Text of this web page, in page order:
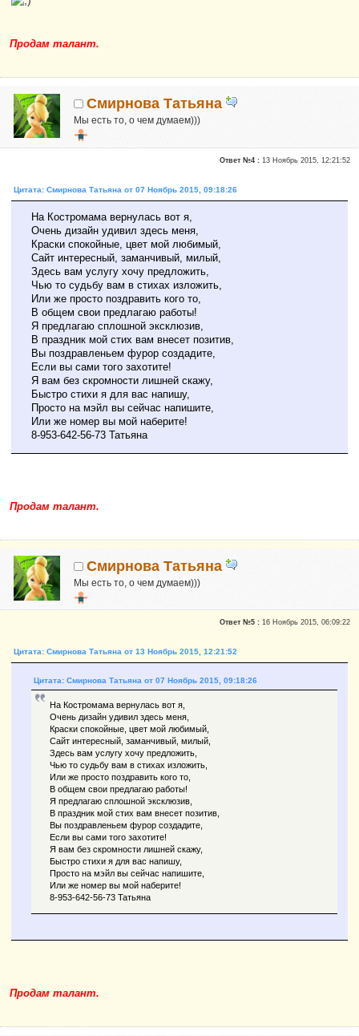
Продам талант.
Смирнова Татьяна
Мы есть то, о чем думаем)))
Репутация:
Ответ №4 :13 Ноябрь 2015, 12:21:52
Цитата: Смирнова Татьяна от 07 Ноябрь 2015, 09:18:26
На Костромама вернулась вот я,
Очень дизайн удивил здесь меня,
Краски спокойные, цвет мой любимый,
Сайт интересный, заманчивый, милый,
Здесь вам услугу хочу предложить,
Чью то судьбу вам в стихах изложить,
Или же просто поздравить кого то,
В общем свои предлагаю работы!
Я предлагаю сплошной эксклюзив,
В праздник мой стих вам внесет позитив,
Вы поздравленьем фурор создадите,
Если вы сами того захотите!
Я вам без скромности лишней скажу,
Быстро стихи я для вас напишу,
Просто на мэйл вы сейчас напишите,
Или же номер вы мой наберите!
8-953-642-56-73 Татьяна
Продам талант.
Смирнова Татьяна
Мы есть то, о чем думаем)))
Репутация:
Ответ №5 :16 Ноябрь 2015, 06:09:22
Цитата: Смирнова Татьяна от 13 Ноябрь 2015, 12:21:52
Цитата: Смирнова Татьяна от 07 Ноябрь 2015, 09:18:26
На Костромама вернулась вот я,
Очень дизайн удивил здесь меня,
Краски спокойные, цвет мой любимый,
Сайт интересный, заманчивый, милый,
Здесь вам услугу хочу предложить,
Чью то судьбу вам в стихах изложить,
Или же просто поздравить кого то,
В общем свои предлагаю работы!
Я предлагаю сплошной эксклюзив,
В праздник мой стих вам внесет позитив,
Вы поздравленьем фурор создадите,
Если вы сами того захотите!
Я вам без скромности лишней скажу,
Быстро стихи я для вас напишу,
Просто на мэйл вы сейчас напишите,
Или же номер вы мой наберите!
8-953-642-56-73 Татьяна
Продам талант.